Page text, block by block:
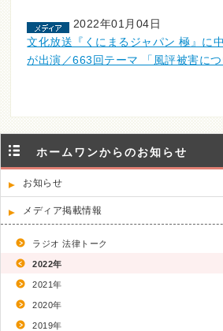
2022年01月04日
文化放送『くにまるジャパン 極』に
が出演／663回テーマ 「風評被害に
ホームワンからのお知らせ
お知らせ
メディア掲載情報
ラジオ 法律トーク
2022年
2021年
2020年
2019年